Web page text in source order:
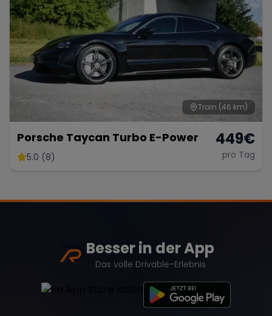
Train (46 km)
Porsche Taycan Turbo E-Power
5.0 (8)
449€
pro Tag
Besser in der App
Das volle Drivable-Erlebnis